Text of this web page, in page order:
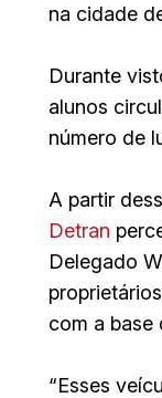
na cidade
Durante
alunos
número de
A partir
Detran
Delegado
com a base
“Esses